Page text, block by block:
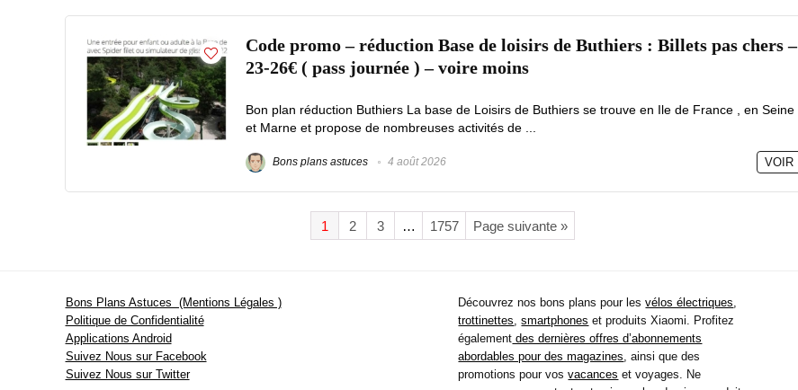
Code promo – réduction Base de loisirs de Buthiers : Billets pas chers –
23-26€ ( pass journée ) – voire moins
Bon plan réduction Buthiers La base de Loisirs de Buthiers se trouve en Ile de France , en Seine
et Marne et propose de nombreuses activités de ...
Bons plans astuces 4 août 2026 VOIR
1 2 3 … 1757 Page suivante »
Bons Plans Astuces (Mentions Légales )
Politique de Confidentialité
Applications Android
Suivez Nous sur Facebook
Suivez Nous sur Twitter
Découvrez nos bons plans pour lesvélos électriques,
trottinettes,smartphones et produits Xiaomi. Profitez
également des dernières offres d’abonnements
abordables pour des magazines, ainsi que des
promotions pour vosvacances et voyages. Ne